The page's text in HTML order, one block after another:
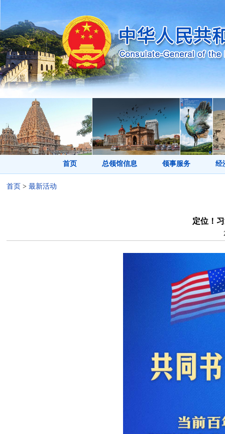
首页 总领馆信息 领事服务 经
首页 > 最新活动
定位！